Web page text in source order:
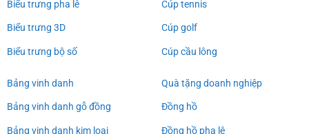
Biểu trưng pha lê
Biểu trưng 3D
Biểu trưng bộ số
Cúp tennis
Cúp golf
Cúp cầu lông
Bảng vinh danh
Bảng vinh danh gỗ đồng
Bảng vinh danh kim loại
Quà tặng doanh nghiệp
Đồng hồ
Đồng hồ pha lê